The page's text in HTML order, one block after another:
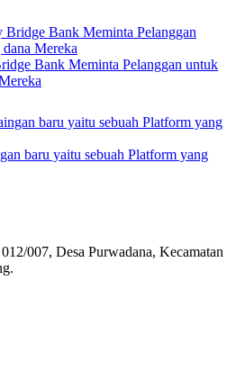
Bank Meminta Pelanggan untuk
baru yaitu sebuah Platform yang
007, Desa Purwadana, Kecamatan